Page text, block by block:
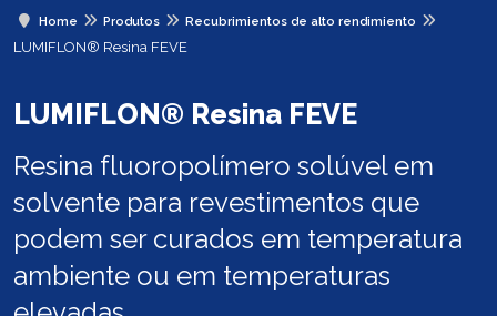
Home Produtos Recubrimientos de alto rendimiento
LUMIFLON® Resina FEVE
LUMIFLON® Resina FEVE
Resina fluoropolímero solúvel em
solvente para revestimentos que
podem ser curados em temperatura
ambiente ou em temperaturas